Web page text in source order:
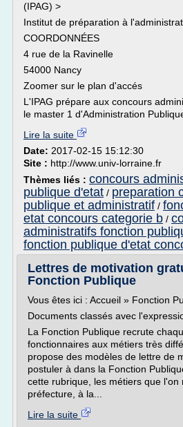
(IPAG) >
Institut de préparation à
COORDONNÉES
4 rue de la Ravinelle
54000 Nancy
Zoomer sur le plan d'accés
L'IPAG prépare aux concours
le master 1 d'Administration
Lire la suite
Date: 2017-02-15 15:12:30
Site : http://www.univ-lorraine.fr
Thèmes liés : concours
publique d'etat / preparation
publique et administratif /
etat concours categorie b /
administratifs fonction
fonction publique d'etat
Lettres de motivation
Fonction Publique
Vous êtes ici : Accueil » Fonction
Documents classés avec
La Fonction Publique recrute
fonctionnaires aux métiers très
propose des modèles de lettre de
postuler à dans la Fonction
cette rubrique, les métiers que l'on
préfecture, à la...
Lire la suite